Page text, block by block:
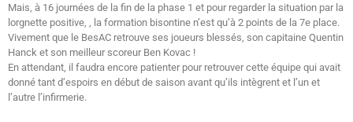
Mais, à 16 journées de la fin de la phase 1 et pour regarder la situation par la
lorgnette positive, , la formation bisontine n’est qu’à 2 points de la 7e place.
Vivement que le BesAC retrouve ses joueurs blessés, son capitaine Quentin
Hanck et son meilleur scoreur Ben Kovac !
En attendant, il faudra encore patienter pour retrouver cette équipe qui avait
donné tant d’espoirs en début de saison avant qu’ils intègrent et l’un et
l’autre l’infirmerie.